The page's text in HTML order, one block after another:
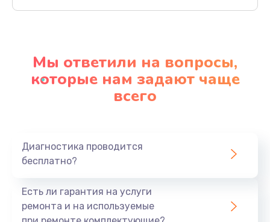
Заказать
Замена видеокарты
Заказать
Мы ответили на вопросы,
которые нам задают чаще
всего
Диагностика проводится
бесплатно?
Есть ли гарантия на услуги
ремонта и на используемые